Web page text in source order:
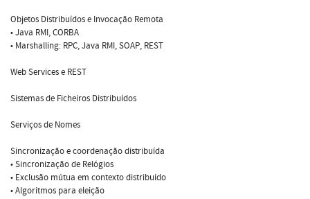
Objetos Distribuídos e Invocação Remota
• Java RMI, CORBA
• Marshalling: RPC, Java RMI, SOAP, REST
Web Services e REST
Sistemas de Ficheiros Distribuídos
Serviços de Nomes
Sincronização e coordenação distribuída
• Sincronização de Relógios
• Exclusão mútua em contexto distribuído
• Algoritmos para eleição